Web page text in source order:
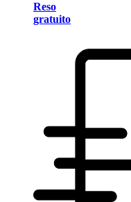
Reso
gratuito